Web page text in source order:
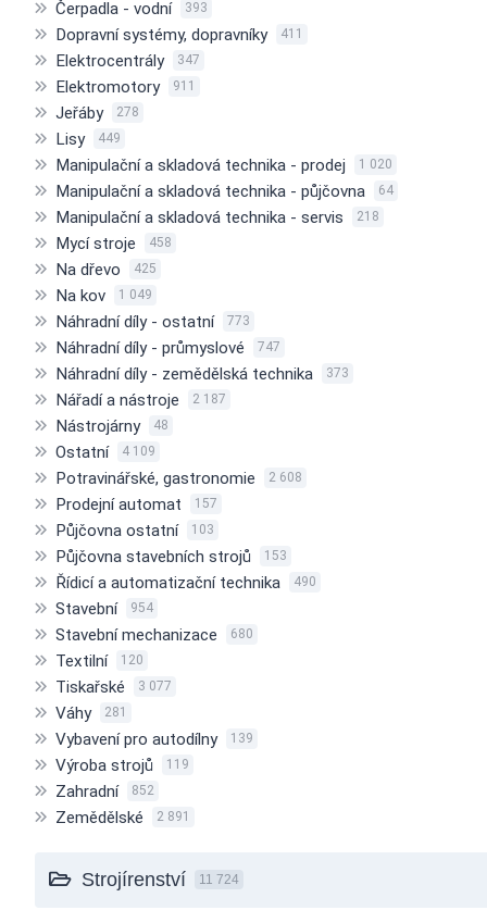
Čerpadla - vodní 393
Dopravní systémy, dopravníky 411
Elektrocentrály 347
Elektromotory 911
Jeřáby 278
Lisy 449
Manipulační a skladová technika - prodej 1 020
Manipulační a skladová technika - půjčovna 64
Manipulační a skladová technika - servis 218
Mycí stroje 458
Na dřevo 425
Na kov 1 049
Náhradní díly - ostatní 773
Náhradní díly - průmyslové 747
Náhradní díly - zemědělská technika 373
Nářadí a nástroje 2 187
Nástrojárny 48
Ostatní 4 109
Potravinářské, gastronomie 2 608
Prodejní automat 157
Půjčovna ostatní 103
Půjčovna stavebních strojů 153
Řídicí a automatizační technika 490
Stavební 954
Stavební mechanizace 680
Textilní 120
Tiskařské 3 077
Váhy 281
Vybavení pro autodílny 139
Výroba strojů 119
Zahradní 852
Zemědělské 2 891
Strojírenství 11 724